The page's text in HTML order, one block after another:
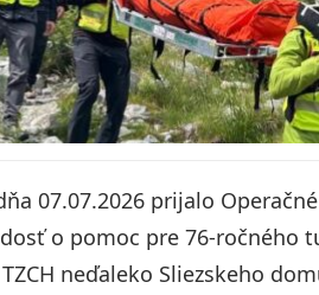
07.07.2026 prijalo
o pomoc pre 76-
neďaleko Sliezskeho